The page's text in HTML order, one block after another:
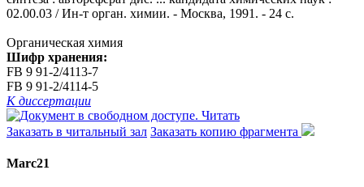
02.00.03 / Ин-т орган. химии. - Москва, 1991. - 24 с.
Органическая химия
Шифр хранения:
FB 9 91-2/4113-7
FB 9 91-2/4114-5
К диссертации
Читать
Заказать в читальный зал Заказать копию фрагмента
Marc21